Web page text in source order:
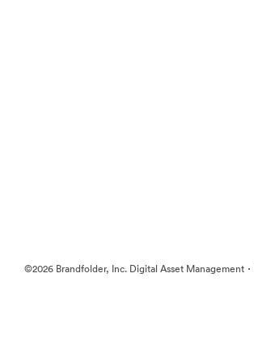
©2026 Brandfolder, Inc. Digital Asset Management ·